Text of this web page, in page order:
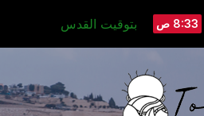
8:33 ص بتوقيت القدس